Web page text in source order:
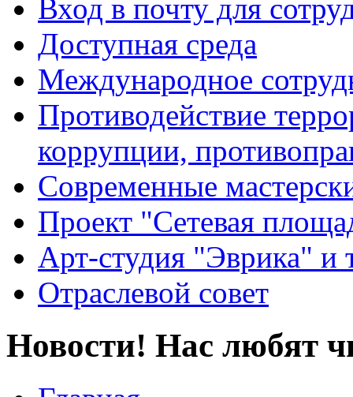
Вход в почту для
Доступная среда
Международное
Противодействие
коррупции,
Современные
Проект "Сетевая
Арт-студия "Эврика" и
Отраслевой совет
Новости! Нас любят